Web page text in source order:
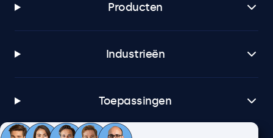
Producten
Industrieën
Toepassingen